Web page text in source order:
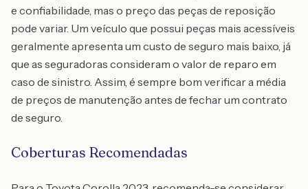
e confiabilidade, mas o preço das peças de reposição
pode variar. Um veículo que possui peças mais acessíveis
geralmente apresenta um custo de seguro mais baixo, já
que as seguradoras consideram o valor de reparo em
caso de sinistro. Assim, é sempre bom verificar a média
de preços de manutenção antes de fechar um contrato
de seguro.
Coberturas Recomendadas